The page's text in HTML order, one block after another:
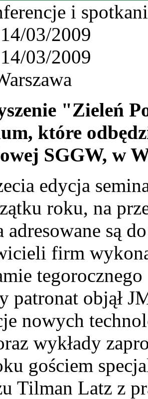
i
14/03/2009
14/03/2009
"Zieleń
które
SGGW, w
edycja
roku, na
adresowane są
firm
patronat objął
nowych
wykłady
gościem
Tilman Latz z